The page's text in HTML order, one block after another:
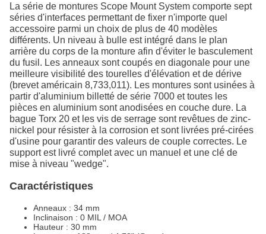
La série de montures Scope Mount System comporte sept
séries d'interfaces permettant de fixer n'importe quel
accessoire parmi un choix de plus de 40 modèles
différents. Un niveau à bulle est intégré dans le plan
arrière du corps de la monture afin d'éviter le basculement
du fusil. Les anneaux sont coupés en diagonale pour une
meilleure visibilité des tourelles d'élévation et de dérive
(brevet américain 8,733,011). Les montures sont usinées à
partir d'aluminium billetté de série 7000 et toutes les
pièces en aluminium sont anodisées en couche dure. La
bague Torx 20 et les vis de serrage sont revêtues de zinc-
nickel pour résister à la corrosion et sont livrées pré-cirées
d'usine pour garantir des valeurs de couple correctes. Le
support est livré complet avec un manuel et une clé de
mise à niveau "wedge".
Caractéristiques
Anneaux : 34 mm
Inclinaison : 0 MIL / MOA
Hauteur : 30 mm